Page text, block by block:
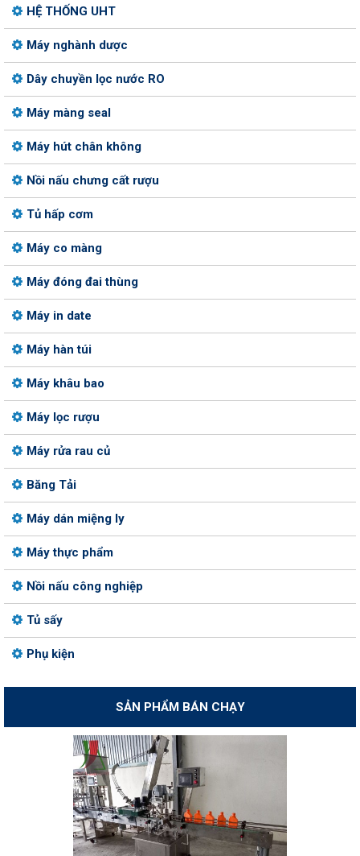
HỆ THỐNG UHT
Máy nghành dược
Dây chuyền lọc nước RO
Máy màng seal
Máy hút chân không
Nồi nấu chưng cất rượu
Tủ hấp cơm
Máy co màng
Máy đóng đai thùng
Máy in date
Máy hàn túi
Máy khâu bao
Máy lọc rượu
Máy rửa rau củ
Băng Tải
Máy dán miệng ly
Máy thực phẩm
Nồi nấu công nghiệp
Tủ sấy
Phụ kiện
SẢN PHẨM BÁN CHẠY